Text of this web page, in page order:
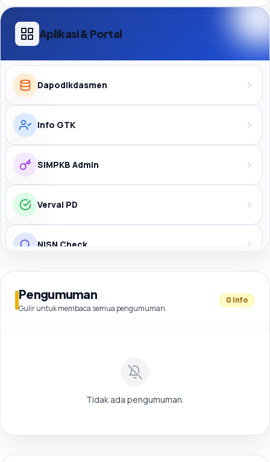
Aplikasi & Portal
Dapodikdasmen
Info GTK
SIMPKB Admin
Verval PD
NISN Check
Perpustakaan Digital
Pengumuman
Gulir untuk membaca semua pengumuman.
0 Info
Tidak ada pengumuman.